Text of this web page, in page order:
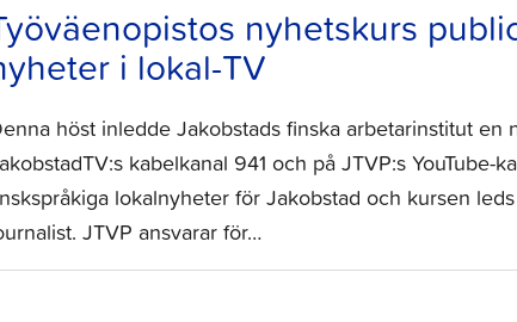
nyhetskurs
i lokal-TV
höst inledde Jakobstads finska arbetarinstitut en
kabelkanal 941 och på JTVP:s YouTube-
lokalnyheter för Jakobstad och kursen
JTVP ansvarar för…